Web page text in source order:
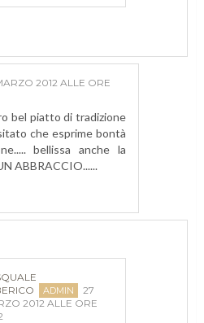
2012 ALLE ORE
bel piatto di tradizione
che esprime bontà
bellissa anche la
ABBRACCIO......
27
2012 ALLE ORE